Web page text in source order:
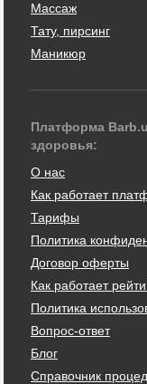
Массаж
Тату, пирсинг
Маникюр
Платформа
здоровья:
О нас
Как работает
Тарифы
Политика
Договор оферты
Как работает
Политика
Вопрос-ответ
Блог
Справочник